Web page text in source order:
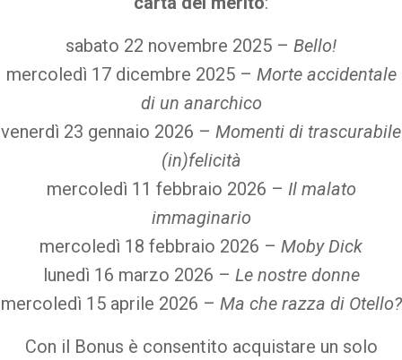
sabato 22 novembre 2025 – Bello!
mercoledì 17 dicembre 2025 – Morte accidentale
di un anarchico
venerdì 23 gennaio 2026 – Momenti di trascurabile
(in)felicità
mercoledì 11 febbraio 2026 – Il malato
immaginario
mercoledì 18 febbraio 2026 – Moby Dick
lunedì 16 marzo 2026 – Le nostre donne
mercoledì 15 aprile 2026 – Ma che razza di Otello?
Con il Bonus è consentito acquistare un solo